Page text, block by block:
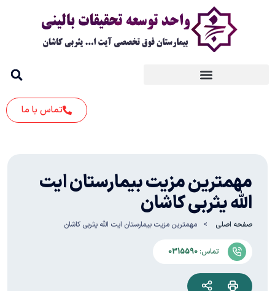
تماس با ما
مهمترین مزیت بیمارستان ایت
الله یثربی کاشان
صفحه اصلی مهمترین مزیت بیمارستان ایت الله یثربی کاشان
تماس: 0315590